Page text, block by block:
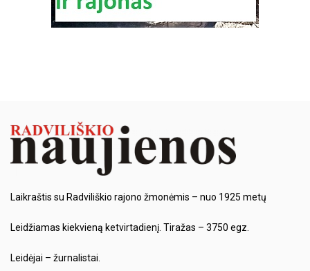
Laikraštis su Radviliškio rajono žmonėmis – nuo 1925 metų
Leidžiamas kiekvieną ketvirtadienį. Tiražas – 3750 egz.
Leidėjai – žurnalistai.